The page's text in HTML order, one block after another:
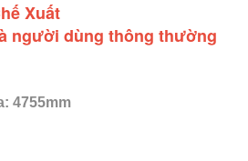
Xuất
người dùng thông thường
4755mm